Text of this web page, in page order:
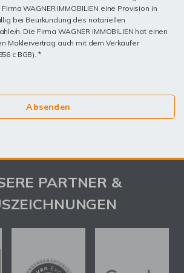
WAGNER IMMOBILIEN eine Provision in
bei Beurkundung des notariellen
n. Die Firma WAGNER IMMOBILIEN hat einen
Maklervertrag auch mit dem Verkäufer
c BGB). *
Absenden
PARTNER &